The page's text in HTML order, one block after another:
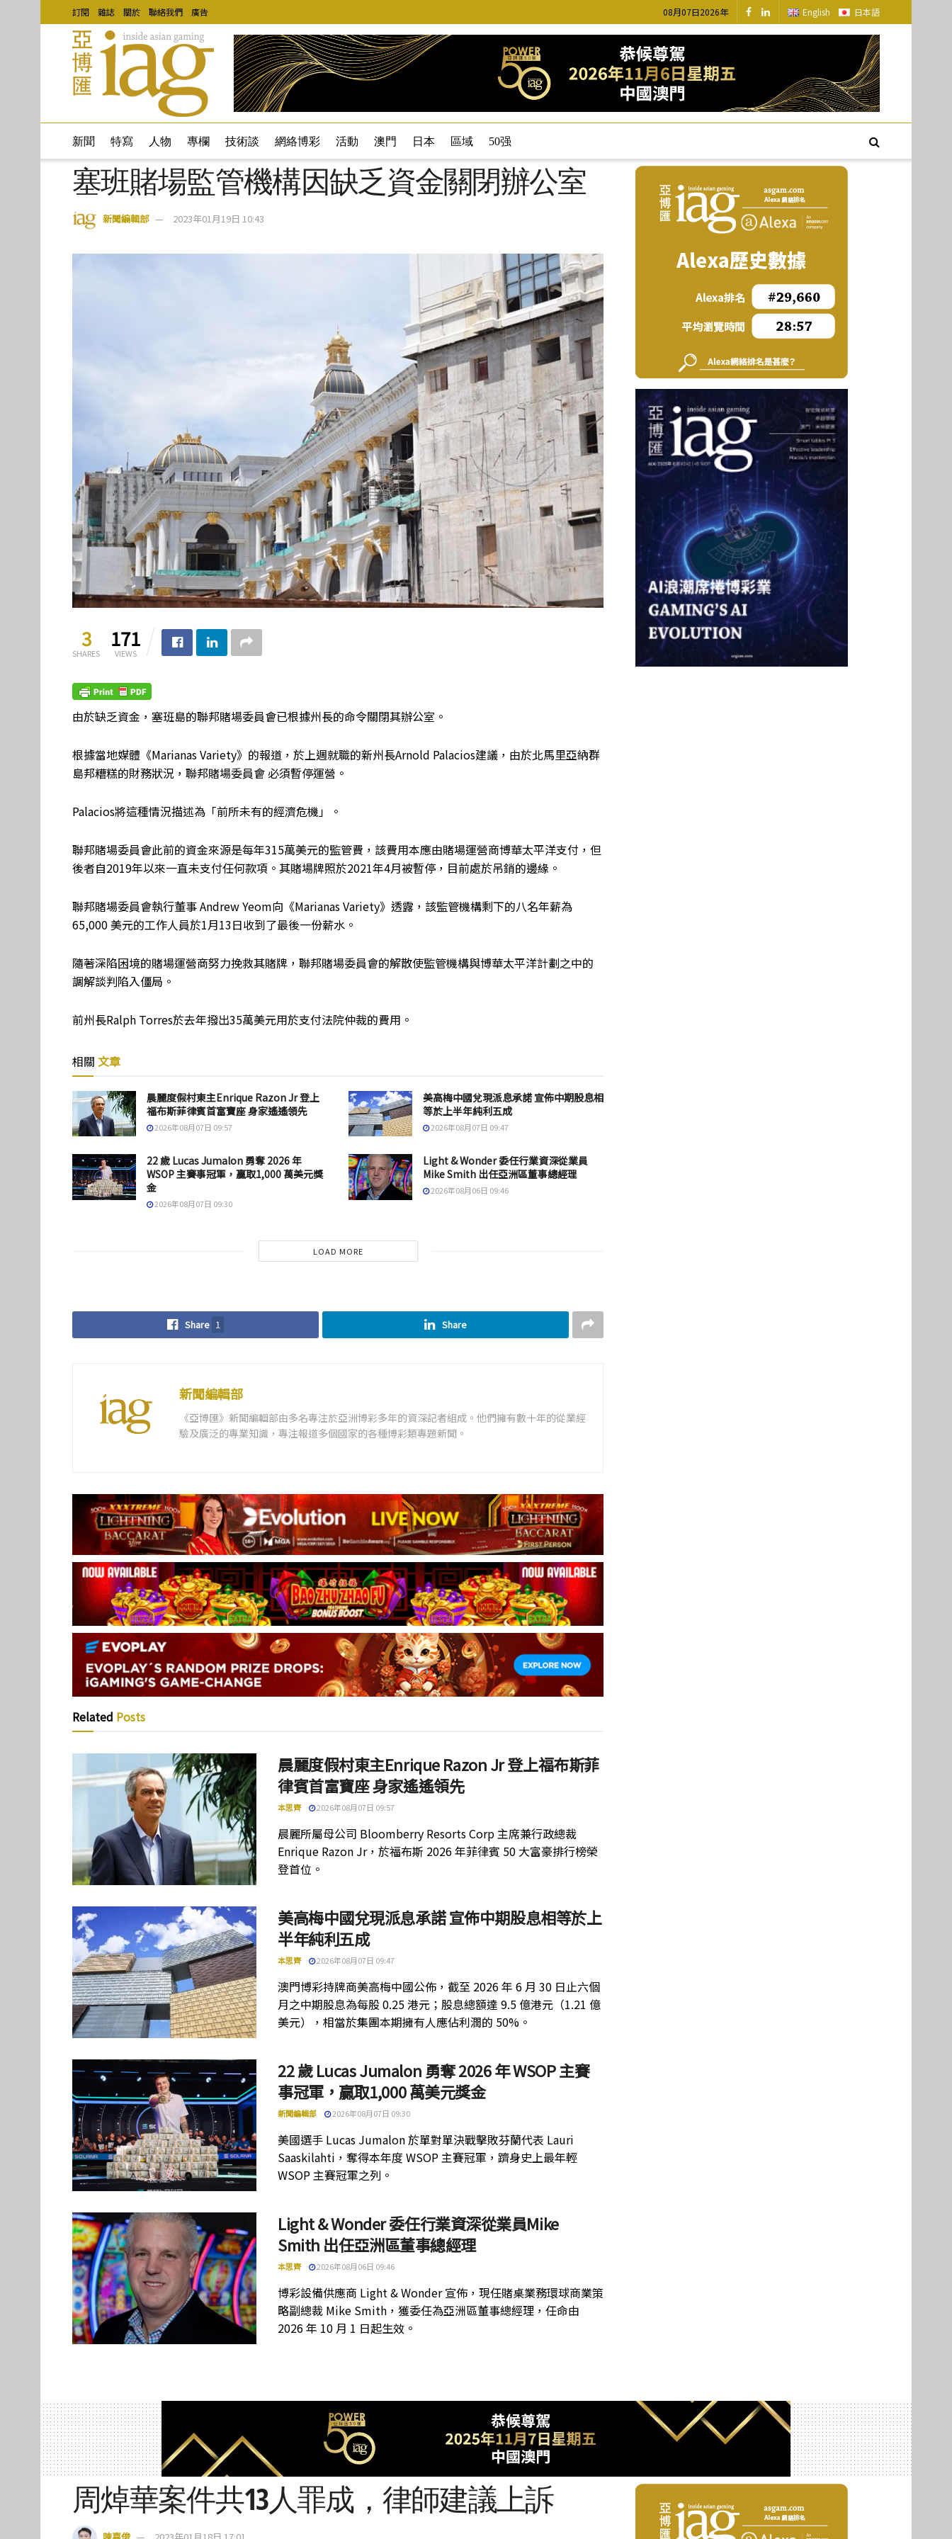
訂閱 雜誌 關於 聯絡我們 廣告 08月07日2026年 English 日本語
新聞 特寫 人物 專欄 技術談 網絡博彩 活動 澳門 日本 區域 50强
塞班賭場監管機構因缺乏資金關閉辦公室
新聞編輯部 2023年01月19日 10:43
3
SHARES
171
VIEWS
由於缺乏資金，塞班島的聯邦賭場委員會已根據州長的命令關閉其辦公室。
根據當地媒體《Marianas Variety》的報道，於上週就職的新州長Arnold Palacios建議，由於北馬里亞納群
島邦糟糕的財務狀況，聯邦賭場委員會 必須暫停運營。
Palacios將這種情況描述為「前所未有的經濟危機」。
聯邦賭場委員會此前的資金來源是每年315萬美元的監管費，該費用本應由賭場運營商博華太平洋支付，但
後者自2019年以來一直未支付任何款項。其賭場牌照於2021年4月被暫停，目前處於吊銷的邊緣。
聯邦賭場委員會執行董事 Andrew Yeom向《Marianas Variety》透露，該監管機構剩下的八名年薪為
65,000 美元的工作人員於1月13日收到了最後一份薪水。
隨著深陷困境的賭場運營商努力挽救其賭牌，聯邦賭場委員會的解散使監管機構與博華太平洋計劃之中的
調解談判陷入僵局。
前州長Ralph Torres於去年撥出35萬美元用於支付法院仲裁的費用。
相關 文章
晨麗度假村東主Enrique Razon Jr 登上
福布斯菲律賓首富寶座 身家遙遙領先
2026年08月07日 09:57
美高梅中國兌現派息承諾 宣佈中期股息相
等於上半年純利五成
2026年08月07日 09:47
22 歲 Lucas Jumalon 勇奪 2026 年
WSOP 主賽事冠軍，贏取1,000 萬美元獎
金
2026年08月07日 09:30
Light & Wonder 委任行業資深從業員
Mike Smith 出任亞洲區董事總經理
2026年08月06日 09:46
LOAD MORE
Share 1 Share
新聞編輯部
《亞博匯》新聞編輯部由多名專注於亞洲博彩多年的資深記者組成。他們擁有數十年的從業經
驗及廣泛的專業知識，專注報道多個國家的各種博彩類專題新聞。
Related Posts
晨麗度假村東主Enrique Razon Jr 登上福布斯菲
律賓首富寶座 身家遙遙領先
本思齊 2026年08月07日 09:57
晨麗所屬母公司 Bloomberry Resorts Corp 主席兼行政總裁
Enrique Razon Jr，於福布斯 2026 年菲律賓 50 大富豪排行榜榮
登首位。
美高梅中國兌現派息承諾 宣佈中期股息相等於上
半年純利五成
本思齊 2026年08月07日 09:47
澳門博彩持牌商美高梅中國公佈，截至 2026 年 6 月 30 日止六個
月之中期股息為每股 0.25 港元；股息總額達 9.5 億港元（1.21 億
美元），相當於集團本期擁有人應佔利潤的 50%。
22 歲 Lucas Jumalon 勇奪 2026 年 WSOP 主賽
事冠軍，贏取1,000 萬美元獎金
新聞編輯部 2026年08月07日 09:30
美國選手 Lucas Jumalon 於單對單決戰擊敗芬蘭代表 Lauri
Saaskilahti，奪得本年度 WSOP 主賽冠軍，躋身史上最年輕
WSOP 主賽冠軍之列。
Light & Wonder 委任行業資深從業員Mike
Smith 出任亞洲區董事總經理
本思齊 2026年08月06日 09:46
博彩設備供應商 Light & Wonder 宣佈，現任賭桌業務環球商業策
略副總裁 Mike Smith，獲委任為亞洲區董事總經理，任命由
2026 年 10 月 1 日起生效。
周焯華案件共13人罪成，律師建議上訴